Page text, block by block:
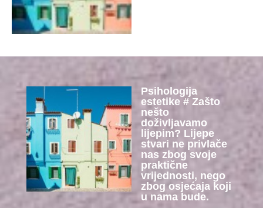
Psihologija
estetike # Zašto
nešto
doživljavamo
lijepim? Lijepe
stvari ne privlače
nas zbog svoje
praktične
vrijednosti, nego
zbog osjećaja koji
u nama bude.